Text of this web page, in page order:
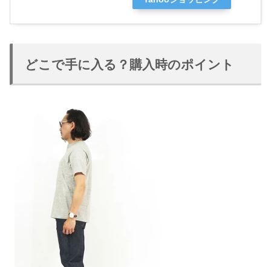
どこで手に入る？購入時のポイント